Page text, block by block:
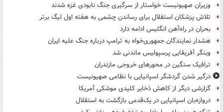
وزیران صهیونیست خواستار از سرگیری جنگ نابودی غزه شدند
تلاش پزشکان استقلال برای رساندن چشمی به هفته اول لیگ برتر
بحران در راه‌آهن انگلیس ادامه دارد
هشدار نمایندگان جمهوری‌خواه به ترامپ درباره جنگ علیه ایران
وینگر آفریقایی پرسپولیس ماندنی شد
ترافیک سنگین در محورهای خروجی مازندران
درگیر شدن گردشگر اسپانیایی با نظامی صهیونیست
گزارشی دیگر از کاهش ذخایر کلیدی موشکی آمریکا
دروازه‌بان اسپانیایی در یک‌قدمی بازگشت به استقلال